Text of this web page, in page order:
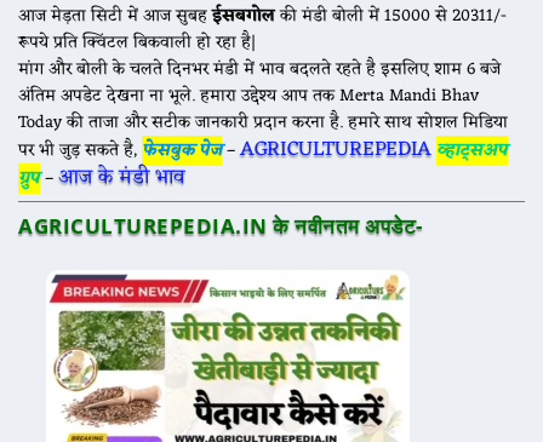
आज मेड़ता सिटी में आज सुबहईसबगोलकी मंडी बोली में 15000 से 20311/-
रूपये प्रति क्विंटल बिकवाली हो रहा है|
मांग और बोली के चलते दिनभर मंडी में भाव बदलते रहते है इसलिए शाम 6 बजे
अंतिम अपडेट देखना ना भूले. हमारा उद्देश्य आप तक Merta Mandi Bhav
Today की ताजा और सटीक जानकारी प्रदान करना है. हमारे साथ सोशल मिडिया
पर भी जुड़ सकते है, फेसबुक पेज–AGRICULTUREPEDIA व्हाट्सअप
ग्रुप–आज के मंडी भाव
AGRICULTUREPEDIA.IN के नवीनतम अपडेट-